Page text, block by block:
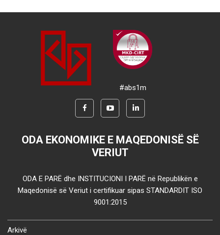
#abs1m
ODA EKONOMIKE E MAQEDONISË SË
VERIUT
ODA E PARË dhe INSTITUCIONI I PARË në Republikën e
Maqedonisë së Veriut i certifikuar sipas STANDARDIT ISO
9001:2015
Arkivë